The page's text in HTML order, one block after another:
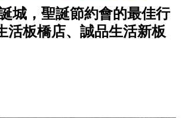
城，聖誕節約會的最佳行
活板橋店、誠品生活新板